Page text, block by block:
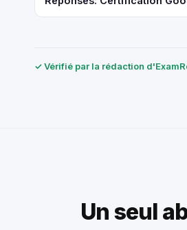
✓ Vérifié par la rédaction
Un seul